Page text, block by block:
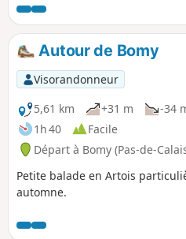
de pique-nique). Ce circuit est
Rotonde des Tilleuls, sur la
Autour de Bomy
Visorandonneur
5,61 km
+31 m
-34
1h 40
Facile
Départ à Bomy (Pas-de-
Petite balade en Artois
automne.